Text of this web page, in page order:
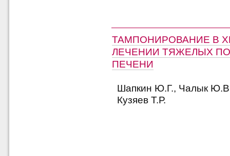
ТАМПОНИРОВАНИЕ В
ЛЕЧЕНИИ ТЯЖЕЛЫХ
ПЕЧЕНИ
Шапкин Ю.Г., Чалык
Кузяев Т.Р.